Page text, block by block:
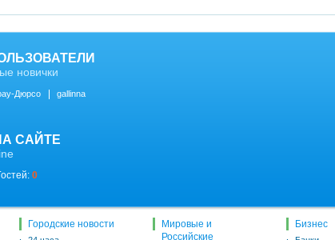
новички
Дюрсо
gallinna
САЙТЕ
0
Городские новости
Мировые и
Российские
Бизнес